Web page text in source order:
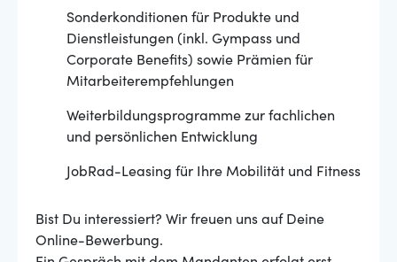
Sonderkonditionen für Produkte und
Dienstleistungen (inkl. Gympass und
Corporate Benefits) sowie Prämien für
Mitarbeiterempfehlungen
Weiterbildungsprogramme zur fachlichen
und persönlichen Entwicklung
JobRad-Leasing für Ihre Mobilität und Fitness
Bist Du interessiert? Wir freuen uns auf Deine
Online-Bewerbung.